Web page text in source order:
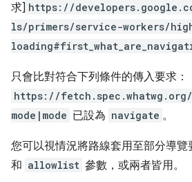
求] https://
ls/primers/service-workers/
只會比對符合下列條件的傳入要求：
https://
mode|mode 已設為 navigate 。
您可以視情況將路線套用至部分導覽
和 allowlist 參數，或兩者皆用。